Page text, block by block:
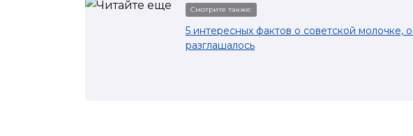
Смотрите также:
5 интересных фактов о советской молочке,
разглашалось